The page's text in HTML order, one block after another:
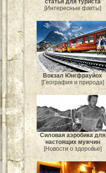
статья для туриста
[Интересные факты]
Вокзал Юнгфрауйох
[География и природа]
Силовая аэробика для
настоящих мужчин
[Новости о здоровье]